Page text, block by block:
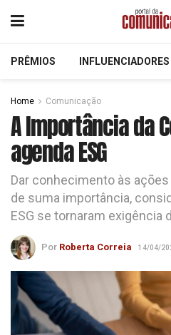
PRÊMIOS INFLUENCIADORES
Home Comunicação
A Importância da
agenda ESG
Dar conhecimento às
de suma importância,
ESG se tornaram exigência
Por Roberta Correia 14/04/